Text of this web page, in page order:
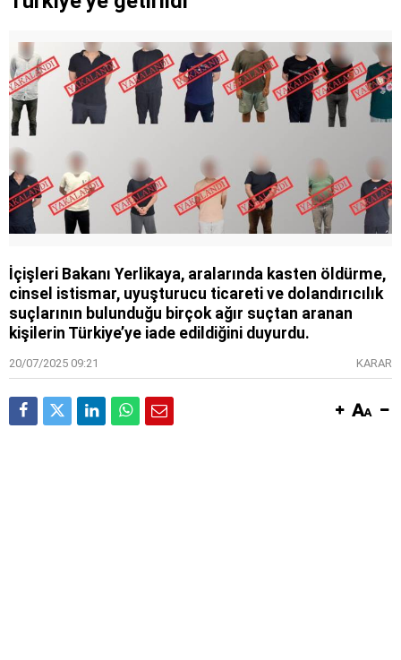
İçişleri Bakanı Yerlikaya, aralarında kasten öldürme,
cinsel istismar, uyuşturucu ticareti ve dolandırıcılık
suçlarının bulunduğu birçok ağır suçtan aranan
kişilerin Türkiye’ye iade edildiğini duyurdu.
20/07/2025 09:21 KARAR